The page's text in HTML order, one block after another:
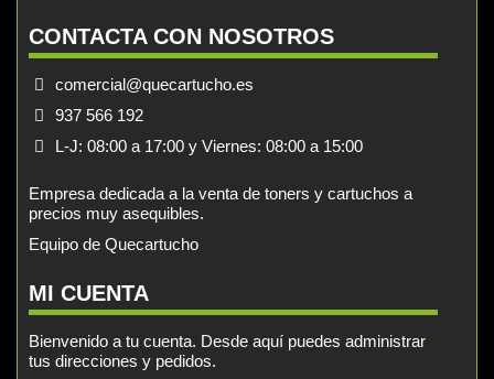
CONTACTA CON NOSOTROS
comercial@quecartucho.es
937 566 192
L-J: 08:00 a 17:00 y Viernes: 08:00 a 15:00
Empresa dedicada a la venta de toners y cartuchos a
precios muy asequibles.
Equipo de Quecartucho
MI CUENTA
Bienvenido a tu cuenta. Desde aquí puedes administrar
tus direcciones y pedidos.